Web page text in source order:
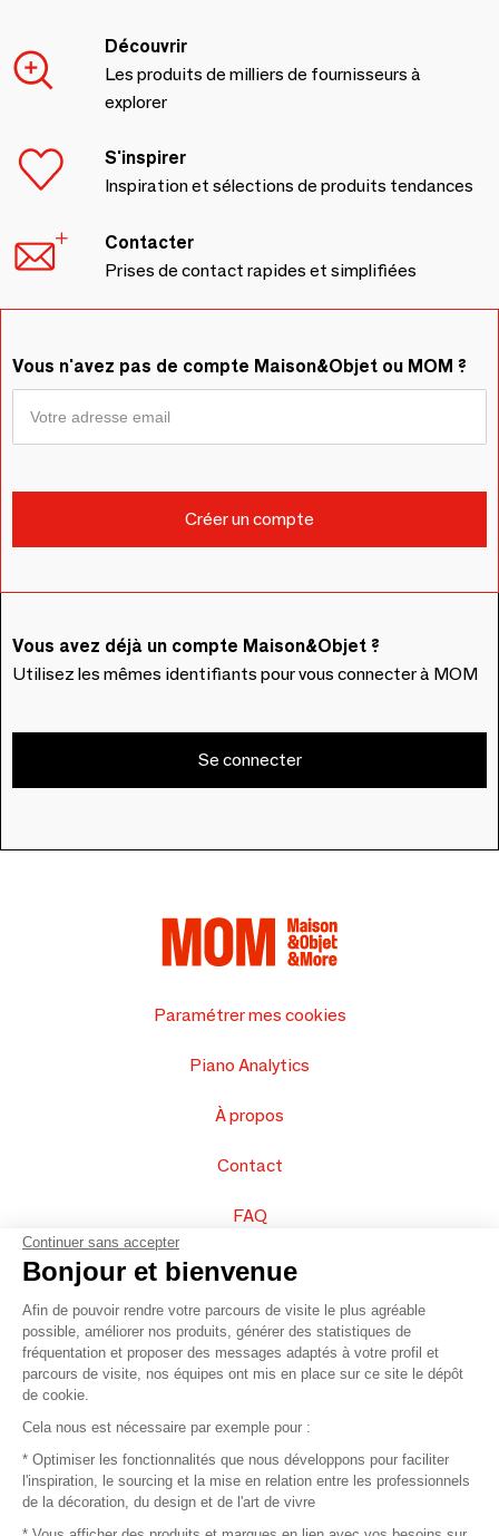
Découvrir
Les produits de milliers de fournisseurs à
explorer
S'inspirer
Inspiration et sélections de produits tendances
Contacter
Prises de contact rapides et simplifiées
Vous n'avez pas de compte Maison&Objet ou MOM ?
Vous avez déjà un compte Maison&Objet ?
Utilisez les mêmes identifiants pour vous connecter à MOM
Se connecter
Paramétrer mes cookies
Piano Analytics
À propos
Contact
FAQ
Vendez vos produits
Plan du site
© 2016 –Organisation SAFI
Recrutement
Continuer sans accepter
Bonjour et bienvenue
Afin de pouvoir rendre votre parcours de visite le plus agréable
possible, améliorer nos produits, générer des statistiques de
fréquentation et proposer des messages adaptés à votre profil et
parcours de visite, nos équipes ont mis en place sur ce site le dépôt
de cookie.
Cela nous est nécessaire par exemple pour :
* Optimiser les fonctionnalités que nous développons pour faciliter
l'inspiration, le sourcing et la mise en relation entre les professionnels
de la décoration, du design et de l'art de vivre